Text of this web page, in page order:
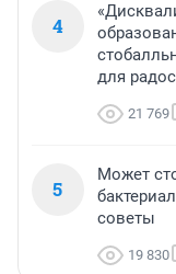
4
для
21 769
5
Может
советы
19 830